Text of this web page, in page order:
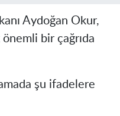
Aydoğan Okur,
bir çağrıda
şu ifadelere